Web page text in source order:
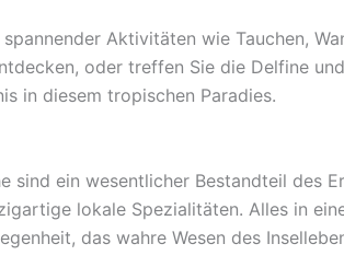
Aktivitäten wie Tauchen,
oder treffen Sie die Delfine
in diesem tropischen Paradies.
ein wesentlicher Bestandteil des
lokale Spezialitäten. Alles in
das wahre Wesen des